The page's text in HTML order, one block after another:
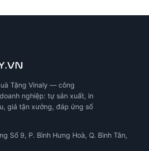
Tặng Vinaly — công
nghiệp: tự sản xuất, in
giá tận xưởng, đáp ứng số
Số 9, P. Bình Hưng Hoà, Q. Bình Tân,